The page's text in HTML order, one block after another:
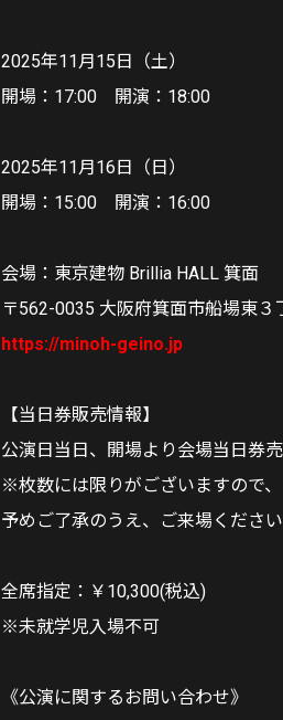
2025年11月15日（土）
開場：17:00 開演：18:00
2025年11月16日（日）
開場：15:00 開演：16:00
会場：東京建物 Brillia HALL 箕⾯
〒562-0035 大阪府箕面市船場東３
https://minoh-geino.jp
【当日券販売情報】
公演日当日、開場より会場当日券
※枚数には限りがございますので
予めご了承のうえ、ご来場くださ
全席指定：￥10,300(税込)
※未就学児入場不可
《公演に関するお問い合わせ》